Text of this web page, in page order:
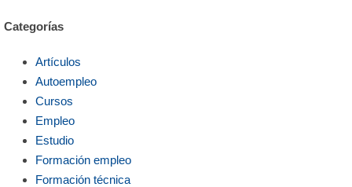
Categorías
Artículos
Autoempleo
Cursos
Empleo
Estudio
Formación empleo
Formación técnica